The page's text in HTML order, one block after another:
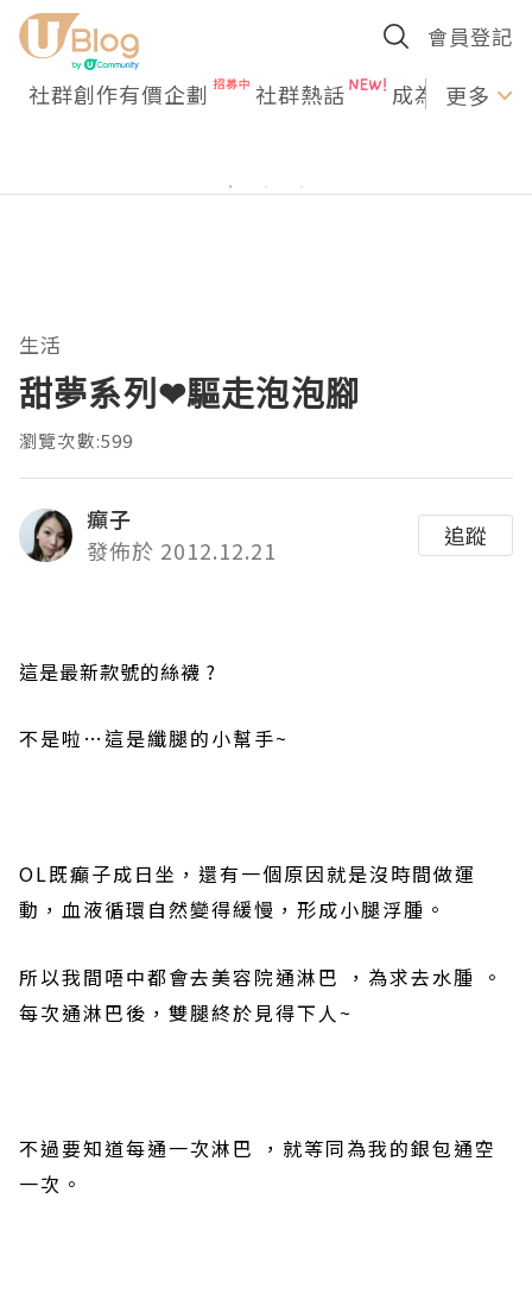
會員登記
社群創作有價企劃 社群熱話 成為U更多
生活
甜夢系列❤驅走泡泡腳
瀏覽次數:599
癲子
發佈於 2012.12.21
追蹤
這是最新款號的絲襪 ?
不是啦 … 這是纖腿的小幫手~
OL既癲子成日坐，還有一個原因就是沒時間做運
動，血液循環自然變得緩慢，形成小腿浮腫。
所以我間唔中都會去美容院通淋巴 ，為求去水腫
。
每次通淋巴後，雙腿終於見得下人 ~
不過要知道每通一次淋巴
，就等同為我的銀包通空
一次。